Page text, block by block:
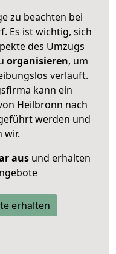
zu beachten bei
Es ist wichtig, sich
des Umzugs
organisieren, um
verläuft.
kann ein
Heilbronn nach
werden und
wir.
ausund erhalten
erhalten